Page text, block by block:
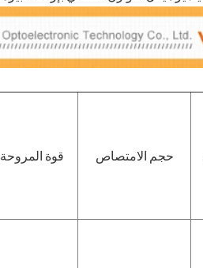
قوة المروحة حجم الامتصاص